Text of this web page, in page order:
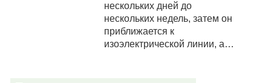
нескольких дней до
нескольких недель, затем он
приближается к
изоэлектрической линии, а…